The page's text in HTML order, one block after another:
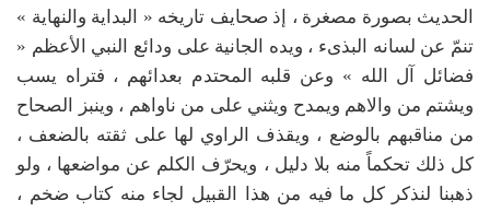
الحديث بصورة مصغرة ، إذ صحايف تاريخه « البداية والنهاية »
تنمّ عن لسانه البذىء ، ويده الجانية على ودائع النبي الأعظم «
فضائل آل الله » وعن قلبه المحتدم بعدائهم ، فتراه يسب
ويشتم من والاهم ويمدح ويثني على من ناواهم ، وينبز الصحاح
من مناقبهم بالوضع ، ويقذف الراوي لها على ثقته بالضعف ،
كل ذلك تحكماً منه بلا دليل ، ويحرّف الكلم عن مواضعها ، ولو
ذهبنا لنذكر كل ما فيه من هذا القبيل لجاء منه كتاب ضخم ،